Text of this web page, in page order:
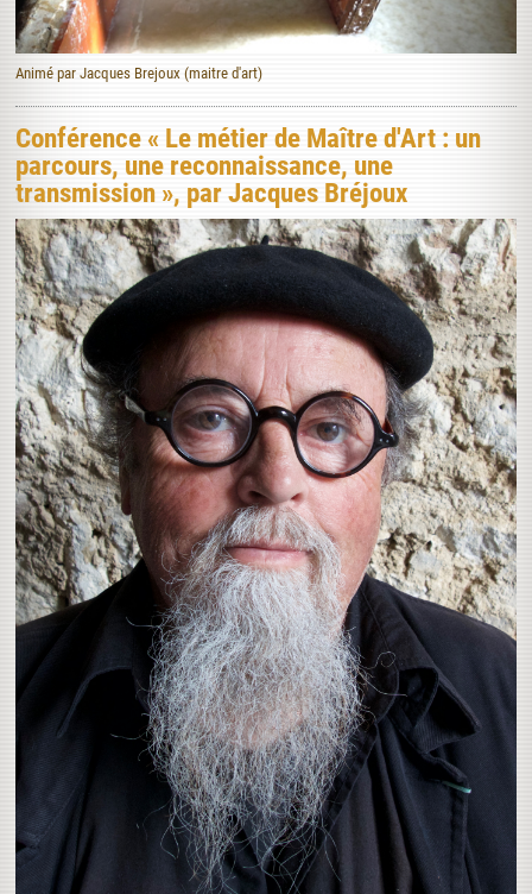
Animé par Jacques Brejoux (maitre d'art)
Conférence « Le métier de Maître d'Art : un
parcours, une reconnaissance, une
transmission », par Jacques Bréjoux